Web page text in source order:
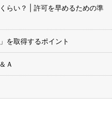
らい？ | 許可を早めるための準
を取得するポイント
Ａ